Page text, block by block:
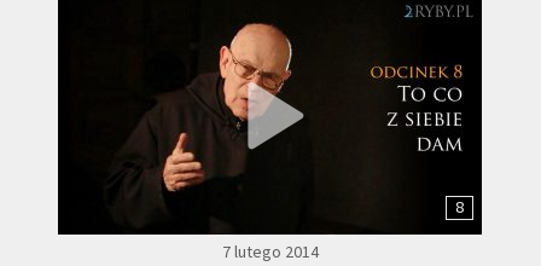
8
7 lutego 2014